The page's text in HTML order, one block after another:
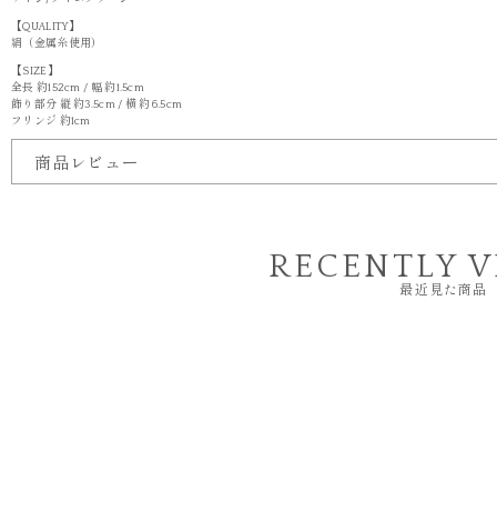
【QUALITY】
絹（金属糸使用）
【SIZE】
全長 約152cm / 幅 約1.5cm
飾り部分 縦 約3.5cm / 横 約6.5cm
フリンジ 約1cm
商品レビュー
RECENTLY
最近見た商品